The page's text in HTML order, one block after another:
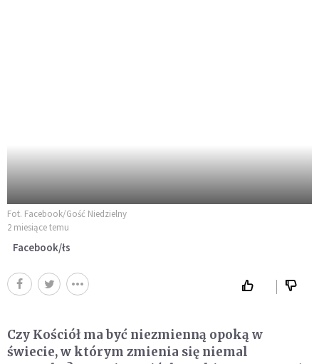
Fot. Facebook/Gość Niedzielny
2 miesiące temu
Facebook/łs
Czy Kościół ma być niezmienną opoką w
świecie, w którym zmienia się niemal